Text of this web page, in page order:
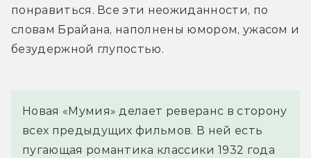
понравиться. Все эти неожиданности, по
словам Брайана, наполнены юмором, ужасом и
безудержной глупостью.
Новая «Мумия» делает реверанс в сторону
всех предыдущих фильмов. В ней есть
пугающая романтика классики 1932 года